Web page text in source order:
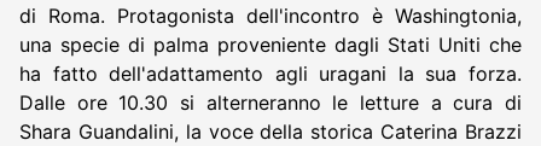
di Roma. Protagonista dell'incontro è Washingtonia,
una specie di palma proveniente dagli Stati Uniti che
ha fatto dell'adattamento agli uragani la sua forza.
Dalle ore 10.30 si alterneranno le letture a cura di
Shara Guandalini, la voce della storica Caterina Brazzi